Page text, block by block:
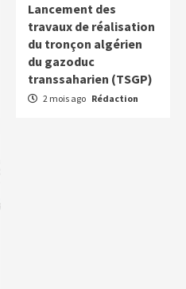
Lancement des
travaux de réalisation
du tronçon algérien
du gazoduc
transsaharien (TSGP)
2 mois ago Rédaction